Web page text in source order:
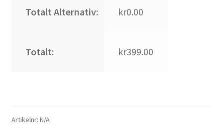
Totalt Alternativ: kr0.00
Totalt: kr399.00
Artikelnr: N/A